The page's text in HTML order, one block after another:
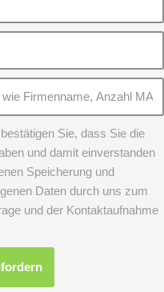
Sie, dass Sie die
und damit einverstanden
Speicherung und
Daten durch uns zum
und der Kontaktaufnahme